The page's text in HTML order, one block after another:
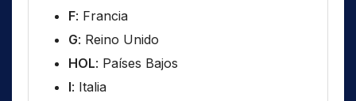
F: Francia
G: Reino Unido
HOL: Países Bajos
I: Italia